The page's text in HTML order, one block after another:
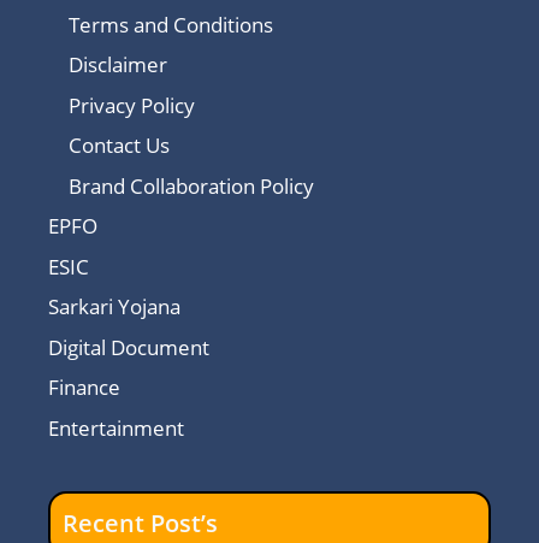
Terms and Conditions
Disclaimer
Privacy Policy
Contact Us
Brand Collaboration Policy
EPFO
ESIC
Sarkari Yojana
Digital Document
Finance
Entertainment
Recent Post’s